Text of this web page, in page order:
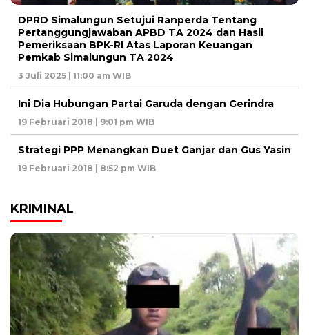
DPRD Simalungun Setujui Ranperda Tentang
Pertanggungjawaban APBD TA 2024 dan Hasil
Pemeriksaan BPK-RI Atas Laporan Keuangan
Pemkab Simalungun TA 2024
3 Juli 2025 | 11:00 am WIB
Ini Dia Hubungan Partai Garuda dengan Gerindra
19 Februari 2018 | 9:01 pm WIB
Strategi PPP Menangkan Duet Ganjar dan Gus Yasin
19 Februari 2018 | 8:52 pm WIB
KRIMINAL